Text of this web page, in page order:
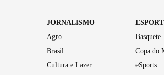
JORNALISMO
Agro
Brasil
Cultura e Lazer
Basquete
Copa do
eSports